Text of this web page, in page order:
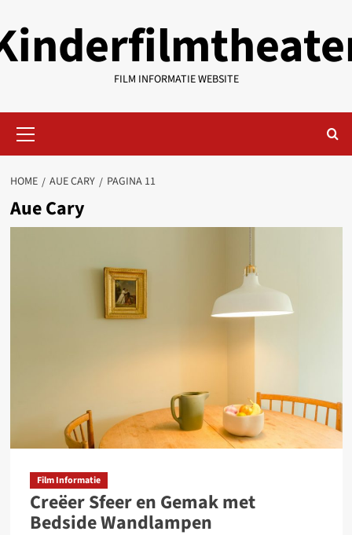
naar
de
FILM INFORMATIE WEBSITE
menu
HOME AUE CARY PAGINA 11
Aue Cary
Film Informatie
Creëer Sfeer en Gemak met
Bedside Wandlampen